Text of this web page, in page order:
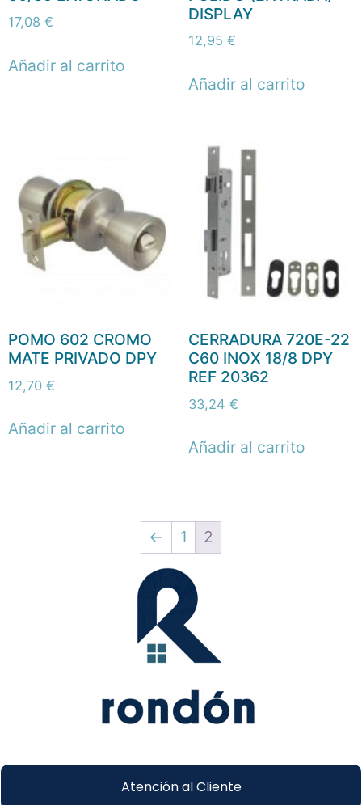
17,08 €
Añadir al carrito
DISPLAY
12,95 €
Añadir al carrito
POMO 602 CROMO
MATE PRIVADO DPY
12,70 €
Añadir al carrito
CERRADURA 720E-22
C60 INOX 18/8 DPY
REF 20362
33,24 €
Añadir al carrito
← 1 2
Atención al Cliente